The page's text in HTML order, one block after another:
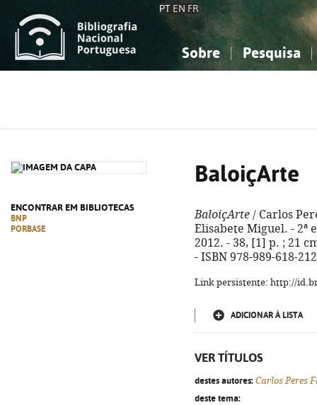
PT EN FR
Sobre Pesquisa
ENCONTRAR EM BIBLIOTECAS
BNP
PORBASE
BaloiçArte
BaloiçArte / Carlos
Elisabete Miguel. - 2ª
2012. - 38, [1] p. ; 21
- ISBN 978-989-618-
Link persistente: http://
ADICIONAR À LISTA
VER TÍTULOS
destes autores: Carlos Peres
deste tema: